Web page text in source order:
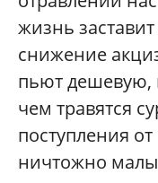
жизнь
снижение
пьют дешевую,
чем травятся
поступления
ничтожно